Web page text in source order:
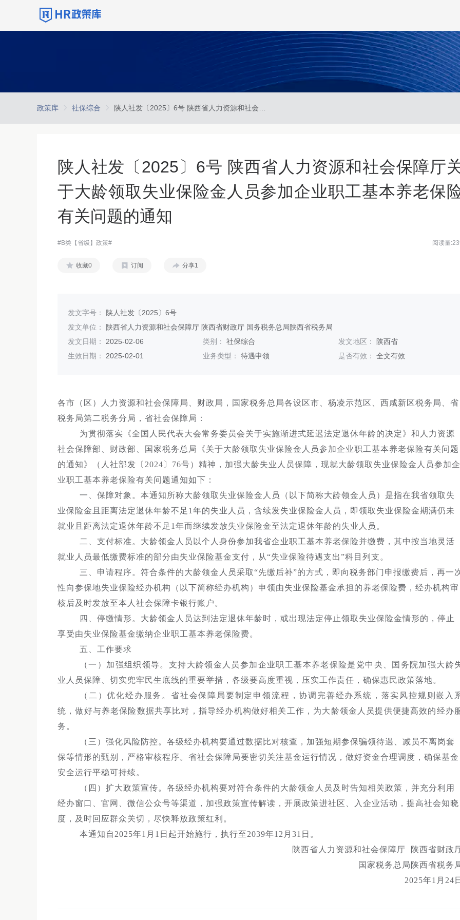
政策库 社保综合
陕人社发〔2025〕6号 陕西省人力资源和社会保障厅
于大龄领取失业保险金人员参加企业职工基本养老保
有关问题的通知
#B类【省级】政策# 阅读量
收藏0 订阅 分享1
发文字号：
陕人社发〔2025〕6号
发文单位：
陕西省人力资源和社会保障厅 陕西省财政厅 国务税务总局陕西省税务局
发文日期： 2025-02-06 类别：社保综合 发文地区：
陕西省
生效日期： 2025-02-01 业务类型：待遇申领 是否有效： 全文有效
各市（区）人力资源和社会保障局、财政局，国家税务总局各设区市、杨凌示范区、西咸新区税务局、省
税务局第二税务分局，省社会保障局：
为贯彻落实《全国人民代表大会常务委员会关于实施渐进式延迟法定退休年龄的决定》和人力资源
社会保障部、财政部、国家税务总局《关于大龄领取失业保险金人员参加企业职工基本养老保险有关问题
的通知》（人社部发〔2024〕76号）精神，加强大龄失业人员保障，现就大龄领取失业保险金人员参加企
业职工基本养老保险有关问题通知如下：
一、保障对象。本通知所称大龄领取失业保险金人员（以下简称大龄领金人员）是指在我省领取失
业保险金且距离法定退休年龄不足1年的失业人员，含续发失业保险金人员，即领取失业保险金期满仍未
就业且距离法定退休年龄不足1年而继续发放失业保险金至法定退休年龄的失业人员。
二、支付标准。大龄领金人员以个人身份参加我省企业职工基本养老保险并缴费，其中按当地灵活
就业人员最低缴费标准的部分由失业保险基金支付，从“失业保险待遇支出”科目列支。
三、申请程序。符合条件的大龄领金人员采取“先缴后补”的方式，即向税务部门申报缴费后，再一
性向参保地失业保险经办机构（以下简称经办机构）申领由失业保险基金承担的养老保险费，经办机构审
核后及时发放至本人社会保障卡银行账户。
四、停缴情形。大龄领金人员达到法定退休年龄时，或出现法定停止领取失业保险金情形的，停止
享受由失业保险基金缴纳企业职工基本养老保险费。
五、工作要求
（一）加强组织领导。支持大龄领金人员参加企业职工基本养老保险是党中央、国务院加强大龄
业人员保障、切实兜牢民生底线的重要举措，各级要高度重视，压实工作责任，确保惠民政策落地。
（二）优化经办服务。省社会保障局要制定申领流程，协调完善经办系统，落实风控规则嵌入
统，做好与养老保险数据共享比对，指导经办机构做好相关工作，为大龄领金人员提供便捷高效的经办
务。
（三）强化风险防控。各级经办机构要通过数据比对核查，加强短期参保骗领待遇、减员不离岗套
保等情形的甄别，严格审核程序。省社会保障局要密切关注基金运行情况，做好资金合理调度，确保基金
安全运行平稳可持续。
（四）扩大政策宣传。各级经办机构要对符合条件的大龄领金人员及时告知相关政策，并充分利用
经办窗口、官网、微信公众号等渠道，加强政策宣传解读，开展政策进社区、入企业活动，提高社会知晓
度，及时回应群众关切，尽快释放政策红利。
本通知自2025年1月1日起开始施行，执行至2039年12月31日。
陕西省人力资源和社会保障厅 陕西省财政
国家税务总局陕西省税务
2025年1月24日